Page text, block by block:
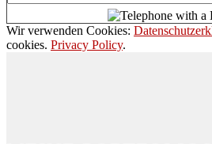
Wir verwenden Cookies:
cookies. Privacy Policy.